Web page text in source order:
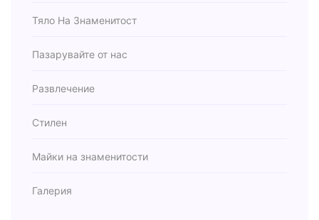
Тяло На Знаменитост
Пазарувайте от нас
Развлечение
Стилен
Майки на знаменитости
Галерия